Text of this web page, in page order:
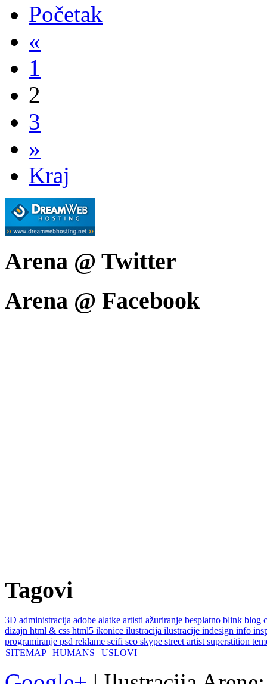
Početak
«
1
2
3
»
Kraj
Arena @ Twitter
Arena @ Facebook
Tagovi
3D administracija adobe alatke artisti ažuriranje besplatno blink blog
dizajn html & css html5 ikonice ilustracija ilustracije indesign info
programiranje psd reklame scifi seo skype street artist superstition
SITEMAP| HUMANS | USLOVI